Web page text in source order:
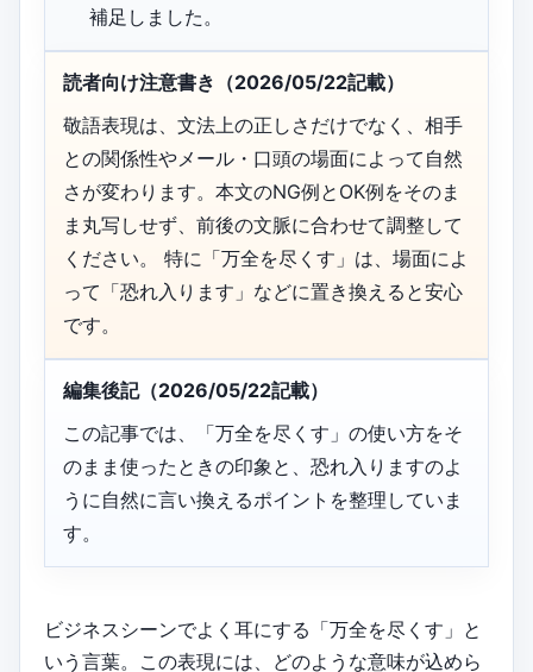
補足しました。
読者向け注意書き（2026/05/22記載）
敬語表現は、文法上の正しさだけでなく、相手
との関係性やメール・口頭の場面によって自然
さが変わります。本文のNG例とOK例をそのま
ま丸写しせず、前後の文脈に合わせて調整して
ください。 特に「万全を尽くす」は、場面によ
って「恐れ入ります」などに置き換えると安心
です。
編集後記（2026/05/22記載）
この記事では、「万全を尽くす」の使い方をそ
のまま使ったときの印象と、恐れ入りますのよ
うに自然に言い換えるポイントを整理していま
す。
ビジネスシーンでよく耳にする「万全を尽くす」と
いう言葉。この表現には、どのような意味が込めら